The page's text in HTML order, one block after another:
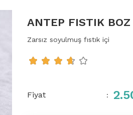
ANTEP FISTIK
Zarsız soyulmuş fıstık içi
Fiyat :